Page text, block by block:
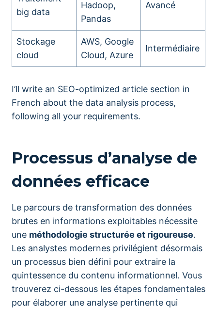
big data
Hadoop,
Pandas
Avancé
Stockage
cloud
AWS, Google
Cloud, Azure
Intermédiaire
I’ll write an SEO-optimized article section in
French about the data analysis process,
following all your requirements.
Processus d’analyse de
données efficace
Le parcours de transformation des données
brutes en informations exploitables nécessite
une méthodologie structurée et rigoureuse.
Les analystes modernes privilégient désormais
un processus bien défini pour extraire la
quintessence du contenu informationnel. Vous
trouverez ci-dessous les étapes fondamentales
pour élaborer une analyse pertinente qui